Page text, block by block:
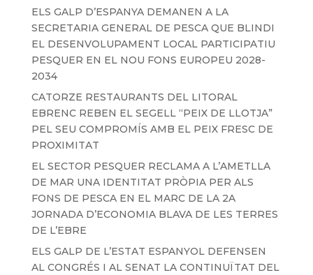
ELS GALP D’ESPANYA DEMANEN A LA
SECRETARIA GENERAL DE PESCA QUE BLINDI
EL DESENVOLUPAMENT LOCAL PARTICIPATIU
PESQUER EN EL NOU FONS EUROPEU 2028-
2034
CATORZE RESTAURANTS DEL LITORAL
EBRENC REBEN EL SEGELL “PEIX DE LLOTJA”
PEL SEU COMPROMÍS AMB EL PEIX FRESC DE
PROXIMITAT
EL SECTOR PESQUER RECLAMA A L’AMETLLA
DE MAR UNA IDENTITAT PRÒPIA PER ALS
FONS DE PESCA EN EL MARC DE LA 2A
JORNADA D’ECONOMIA BLAVA DE LES TERRES
DE L’EBRE
ELS GALP DE L’ESTAT ESPANYOL DEFENSEN
AL CONGRÉS I AL SENAT LA CONTINUÏTAT DEL